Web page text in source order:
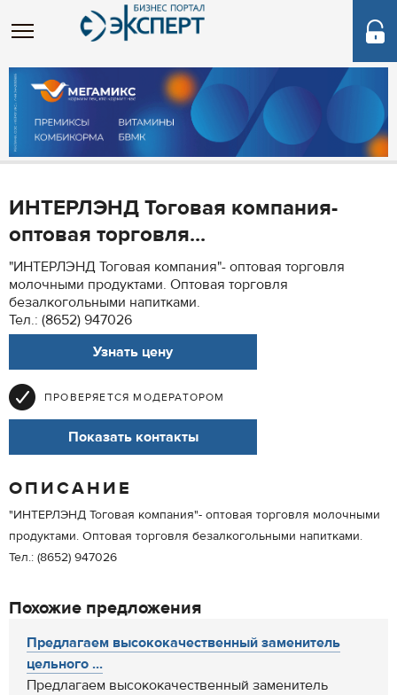
ИНТЕРЛЭНД Тоговая компания-
оптовая торговля...
"ИНТЕРЛЭНД Тоговая компания"- оптовая торговля
молочными продуктами. Оптовая торговля
безалкогольными напитками.
Тел.: (8652) 947026
Узнать цену
ПРОВЕРЯЕТСЯ МОДЕРАТОРОМ
Показать контакты
ОПИСАНИЕ
"ИНТЕРЛЭНД Тоговая компания"- оптовая торговля молочными
продуктами. Оптовая торговля безалкогольными напитками.
Тел.: (8652) 947026
Похожие предложения
Предлагаем высококачественный заменитель
цельного ...
Предлагаем высококачественный заменитель